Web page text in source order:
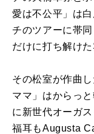
愛は不公平」は
チのツアーに帯
だけに打ち解け
その松室が作曲
ママ」はからっ
に新世代オーガ
福耳もAugusta